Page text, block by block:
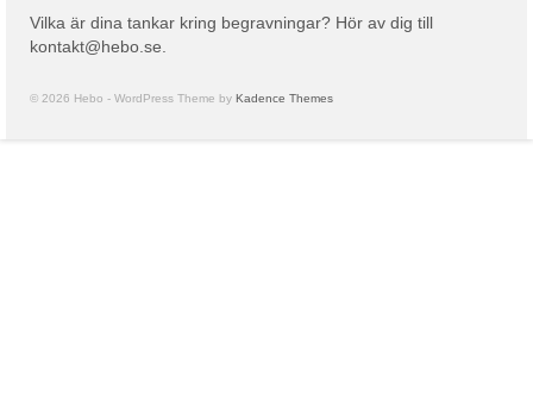
Vilka är dina tankar kring begravningar? Hör av dig till
kontakt@hebo.se.
© 2026 Hebo - WordPress Theme by Kadence Themes